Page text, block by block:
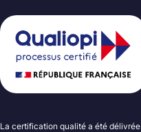
La certification qualité a été délivrée